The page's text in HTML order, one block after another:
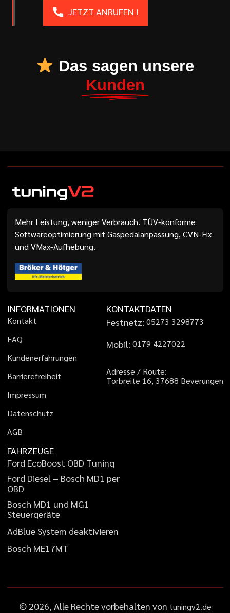
JETZT ANRUFEN !
Das sagen unsere
Kunden
Mehr Leistung, weniger Verbrauch. TÜV-konforme
Softwareoptimierung mit Gaspedalanpassung, CVN-Fix
und VMax-Aufhebung.
INFORMATIONEN
Kontakt
FAQ
Kundenerfahrungen
Barrierefreiheit
Impressum
Datenschutz
AGB
KONTAKTDATEN
Festnetz: 05273 3298773
Mobil: 01 79 4227022
Adresse / Route:
Torbreite 16, 37688 Beverungen
FAHRZEUGE
Ford EcoBoost OBD Tuning
Ford Diesel – Bosch MD1 per
OBD
Bosch MD1 und MG1
Steuergeräte
AdBlueSystem deaktivieren
Bosch ME17MT
© 2026, Alle Rechte vorbehalten von tuningv2.de